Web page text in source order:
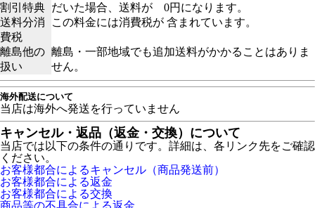
割引特典 だいた場合、送料が 0円になります。
送料分消
費税
この料金には消費税が 含まれています。
離島他の
扱い
離島・一部地域でも追加送料がかかることはありま
せん。
海外配送について
当店は海外へ発送を行っていません
キャンセル・返品（返金・交換）について
当店では以下の条件の通りです。詳細は、各リンク先をご確認
ください。
お客様都合によるキャンセル（商品発送前）
お客様都合による返金
お客様都合による交換
商品等の不具合による返金